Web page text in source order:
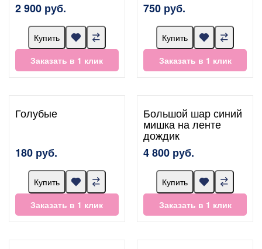
2 900 руб.
Купить
Заказать в 1 клик
750 руб.
Купить
Заказать в 1 клик
Голубые
180 руб.
Купить
Заказать в 1 клик
Большой шар синий
мишка на ленте
дождик
4 800 руб.
Купить
Заказать в 1 клик